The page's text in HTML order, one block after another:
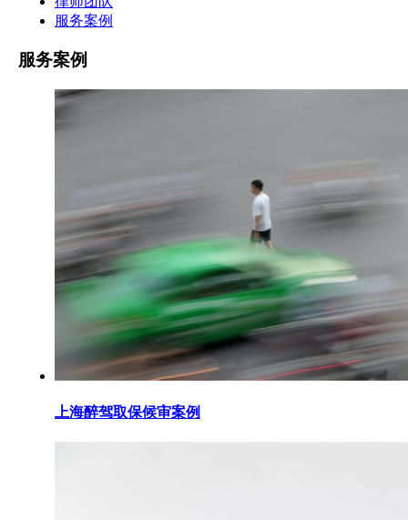
服务案例
服务案例
上海醉驾取保候审案例